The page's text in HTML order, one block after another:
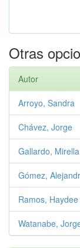
Otras
Autor
Arroyo, Sandra
Chávez, Jorge
Gallardo, Mirella
Gómez,
Ramos, Haydee
Watanabe,